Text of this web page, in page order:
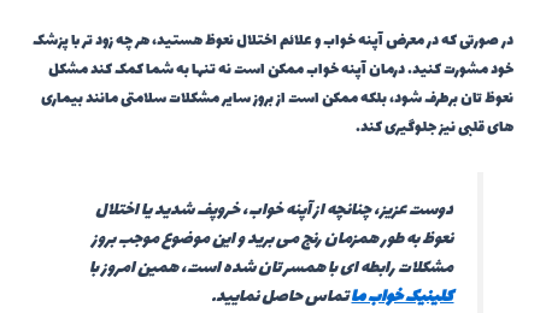
در صورتی که در معرض آپنه خواب و علائم اختلال نعوظ هستید، هر چه زود تر با پزشک
خود مشورت کنید. درمان آپنه خواب ممکن است نه تنها به شما کمک کند مشکل
نعوظ تان برطرف شود، بلکه ممکن است از بروز سایر مشکلات سلامتی مانند بیماری
های قلبی نیز جلوگیری کند.
دوست عزیز، چنانچه از آپنه خواب، خروپف شدید یا اختلال
نعوظ به طور همزمان رنج می برید و این موضوع موجب بروز
مشکلات رابطه ای با همسر تان شده است، همین امروز با
کلینیک خواب ماتماس حاصل نمایید.